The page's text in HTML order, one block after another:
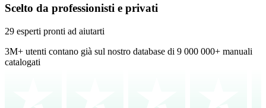
Scelto da professionisti e privati
29 esperti pronti ad aiutarti
3M+ utenti contano già sul nostro database di 9 000 000+ manuali
catalogati